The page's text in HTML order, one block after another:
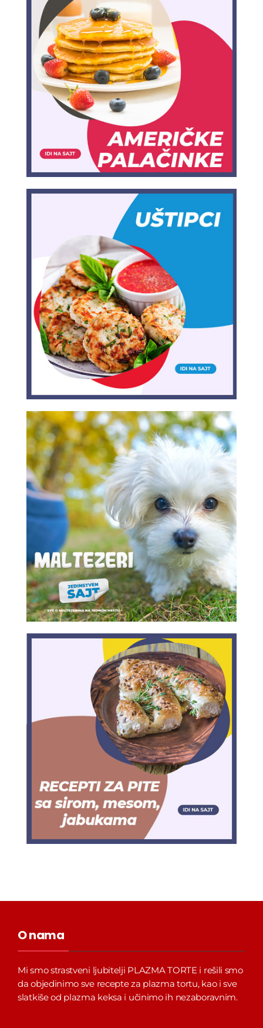
O nama
Mi smo strastveni ljubitelji PLAZMA TORTE i rešili smo
da objedinimo sve recepte za plazma tortu, kao i sve
slatkiše od plazma keksa i učinimo ih nezaboravnim.